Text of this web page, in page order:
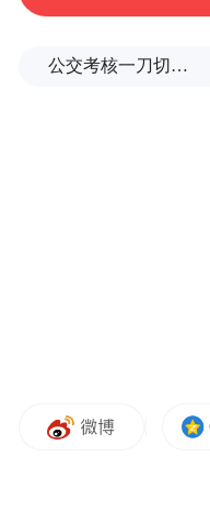
是一次“防、诊、
公交考核一刀切司机不敢开空调：别把压力转嫁一线员工